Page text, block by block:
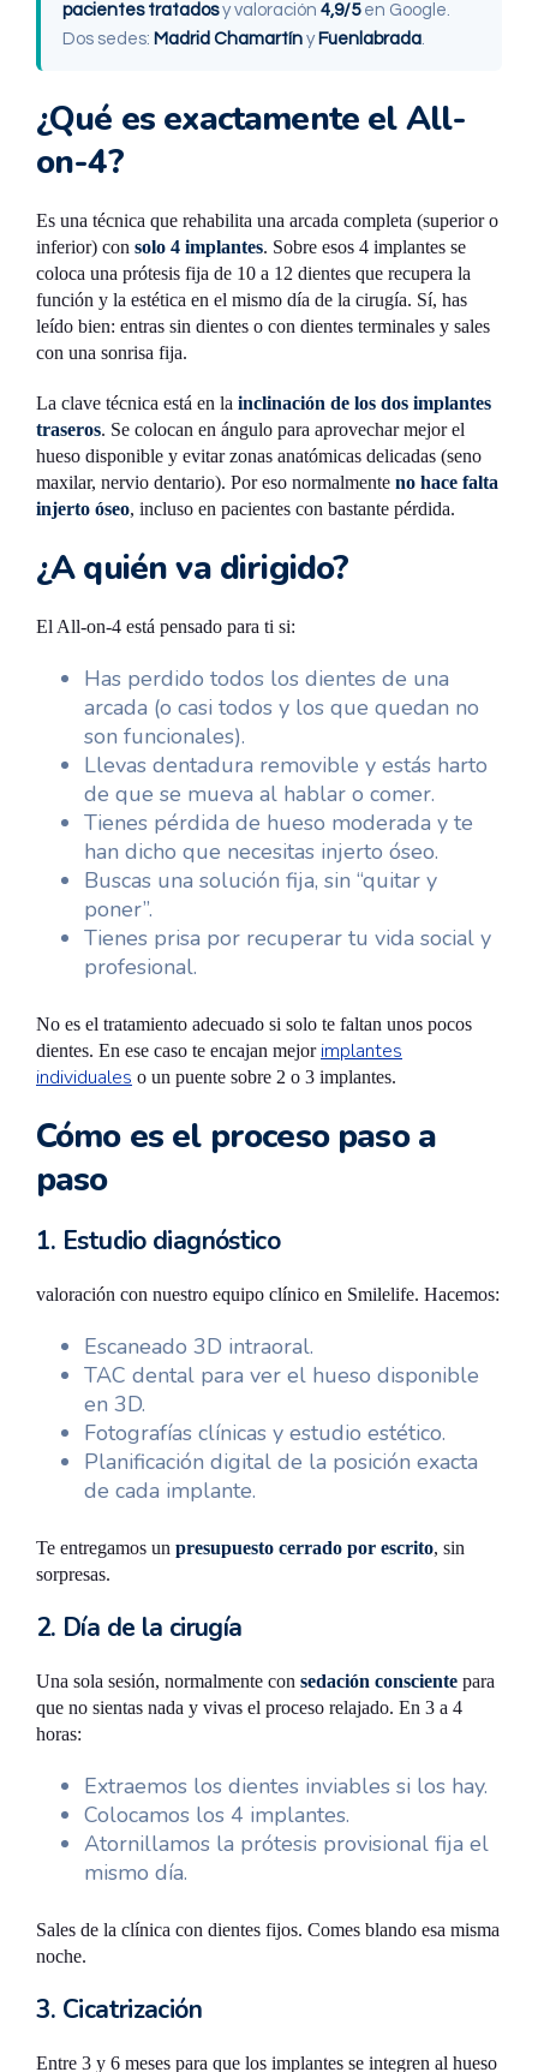
pacientes tratadosy valoración 4,9/5en Google.
Dos sedes: Madrid Chamartín y Fuenlabrada.
¿Qué es exactamente el All-
on-4?
Es una técnica que rehabilita una arcada completa (superior o
inferior) con solo 4 implantes. Sobre esos 4 implantes se
coloca una prótesis fija de 10 a 12 dientes que recupera la
función y la estética en el mismo día de la cirugía. Sí, has
leído bien: entras sin dientes o con dientes terminales y sales
con una sonrisa fija.
La clave técnica está en la inclinación de los dos implantes
traseros. Se colocan en ángulo para aprovechar mejor el
hueso disponible y evitar zonas anatómicas delicadas (seno
maxilar, nervio dentario). Por eso normalmente no hace falta
injerto óseo, incluso en pacientes con bastante pérdida.
¿A quién va dirigido?
El All-on-4 está pensado para ti si:
Has perdido todos los dientes de una
arcada (o casi todos y los que quedan no
son funcionales).
Llevas dentadura removible y estás harto
de que se mueva al hablar o comer.
Tienes pérdida de hueso moderada y te
han dicho que necesitas injerto óseo.
Buscas una solución fija, sin “quitar y
poner”.
Tienes prisa por recuperar tu vida social y
profesional.
No es el tratamiento adecuado si solo te faltan unos pocos
dientes. En ese caso te encajan mejor implantes
individuales o un puente sobre 2 o 3 implantes.
Cómo es el proceso paso a
paso
1. Estudio diagnóstico
valoración con nuestro equipo clínico en Smilelife. Hacemos:
Escaneado 3D intraoral.
TAC dental para ver el hueso disponible
en 3D.
Fotografías clínicas y estudio estético.
Planificación digital de la posición exacta
de cada implante.
Te entregamos un presupuesto cerrado por escrito, sin
sorpresas.
2. Día de la cirugía
Una sola sesión, normalmente con sedación consciente para
que no sientas nada y vivas el proceso relajado. En 3 a 4
horas:
Extraemos los dientes inviables si los hay.
Colocamos los 4 implantes.
Atornillamos la prótesis provisional fija el
mismo día.
Sales de la clínica con dientes fijos. Comes blando esa misma
noche.
3. Cicatrización
Entre 3 y 6 meses para que los implantes se integren al hueso